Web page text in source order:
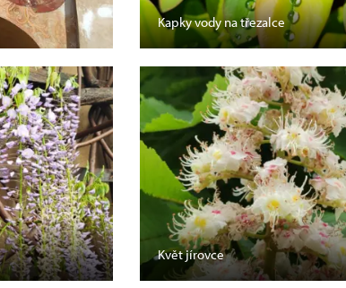
Kapky vody na třezalce
Květ jírovce